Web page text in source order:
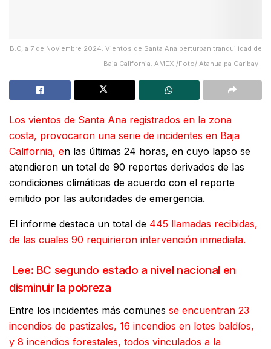
B.C, a 7 de Noviembre 2024. Vientos de Santa Ana perturban tranquilidad de
Baja California. AMEXI/Foto/ Atahualpa Garibay
Los vientos de Santa Ana registrados en la zona
costa, provocaron una serie de incidentes en Baja
California, en las últimas 24 horas, en cuyo lapso se
atendieron un total de 90 reportes derivados de las
condiciones climáticas de acuerdo con el reporte
emitido por las autoridades de emergencia.
El informe destaca un total de 445 llamadas recibidas,
de las cuales 90 requirieron intervención inmediata.
Lee: BC segundo estado a nivel nacional en
disminuir la pobreza
Entre los incidentes más comunes se encuentran 23
incendios de pastizales, 16 incendios en lotes baldíos,
y 8 incendios forestales, todos vinculados a la